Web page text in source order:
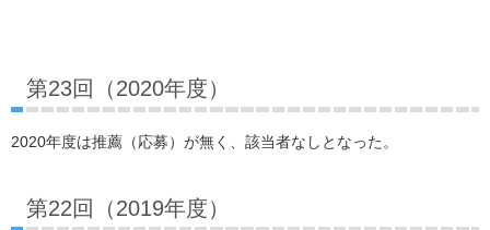
第23回（2020年度）
2020年度は推薦（応募）が無く、該当者なしとなった。
第22回（2019年度）